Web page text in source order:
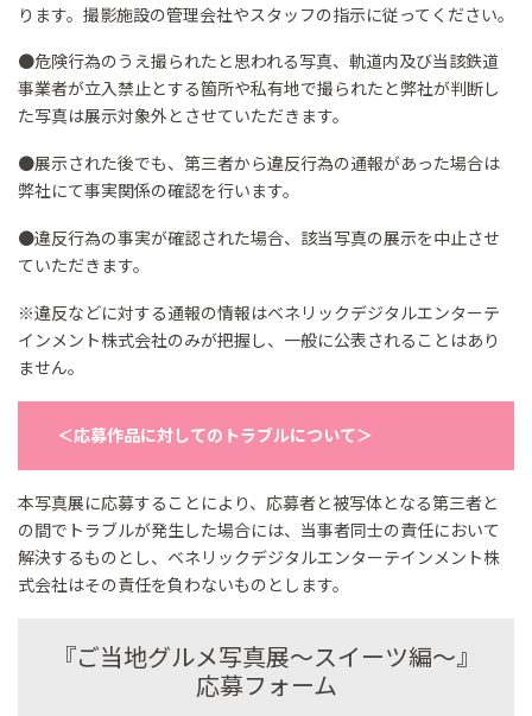
ります。撮影施設の管理会社やスタッフの指示に従ってください。​
●危険行為のうえ撮られたと思われる写真、軌道内及び当該鉄道
事業者が立入禁止とする箇所や私有地で撮られたと弊社が判断し
た写真は展示対象外とさせていただきます。 ​
●展示された後でも、第三者から違反行為の通報があった場合は
弊社にて事実関係の確認を行います。​
●違反行為の事実が確認された場合、該当写真の展示を中止させ
ていただきます。​
※違反などに対する通報の情報はベネリックデジタルエンターテ
インメント株式会社のみが把握し、一般に公表されることはあり
ません。
＜応募作品に対してのトラブルについて＞
本写真展に応募することにより、応募者と被写体となる第三者と
の間でトラブルが発生した場合には、当事者同士の責任において
解決するものとし、ベネリックデジタルエンターテインメント株
式会社はその責任を負わないものとします。​
『ご当地グルメ写真展～スイーツ編～』
応募フォーム